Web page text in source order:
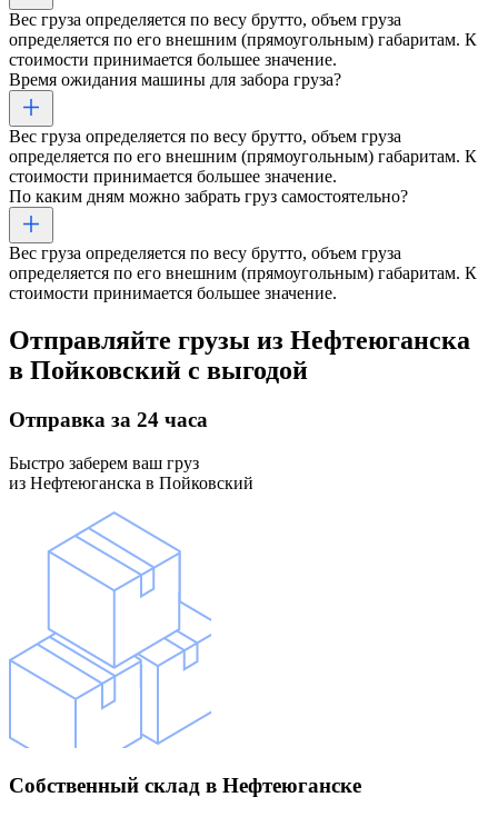
Вес груза определяется по весу брутто, объем груза
определяется по его внешним (прямоугольным) габаритам. К
стоимости принимается большее значение.
Время ожидания машины для забора груза?
Вес груза определяется по весу брутто, объем груза
определяется по его внешним (прямоугольным) габаритам. К
стоимости принимается большее значение.
По каким дням можно забрать груз самостоятельно?
Вес груза определяется по весу брутто, объем груза
определяется по его внешним (прямоугольным) габаритам. К
стоимости принимается большее значение.
Отправляйте грузы из Нефтеюганска
в Пойковский с выгодой
Отправка за 24 часа
Быстро заберем ваш груз
из Нефтеюганска в Пойковский
Собственный склад в Нефтеюганске